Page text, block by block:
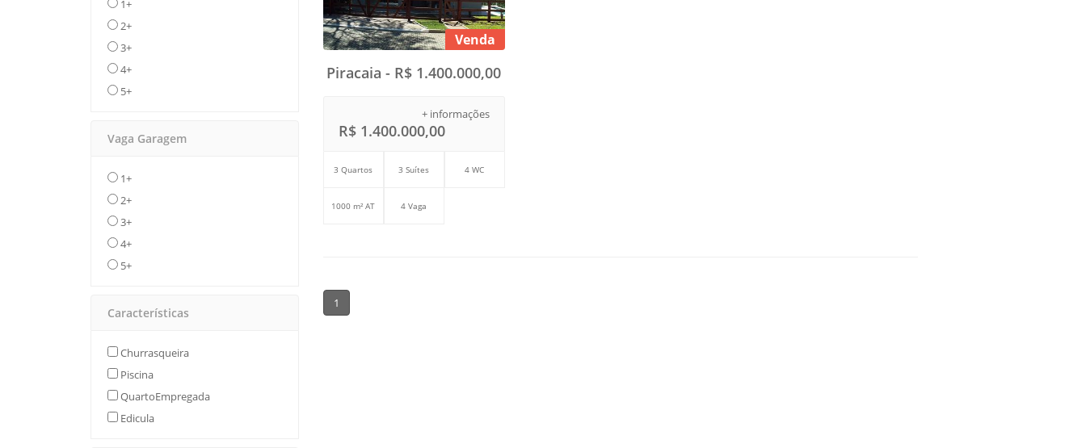
1+
2+
3+
4+
5+
Vaga Garagem
1+
2+
3+
4+
5+
Características
Churrasqueira
Piscina
QuartoEmpregada
Edicula
Venda
Piracaia - R$ 1.400.000,00
+ informações
R$ 1.400.000,00
3 Quartos 3 Suítes 4 WC
1000 m² AT 4 Vaga
1